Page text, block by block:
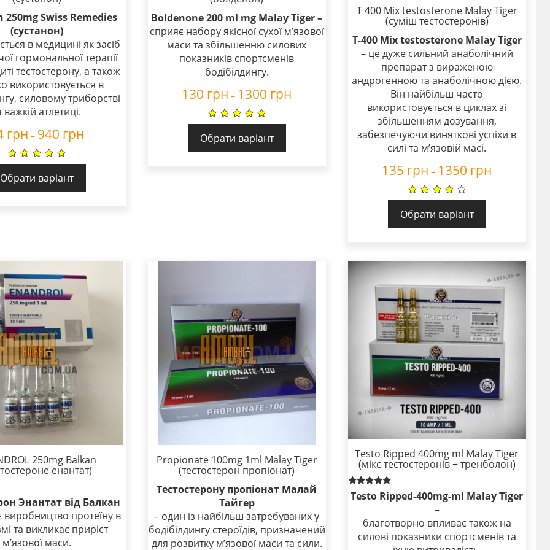
250mg Swiss Remedies
(сустанон)
в медицині як засіб
гормональної терапії
тестостерону, а також
використовується в
силовому триборстві
важкій атлетиці.
грн – 940 грн
Обрати варіант
Boldenone 200 ml mg Malay Tiger –
cприяє набору якісної сухої м’язової
маси та збільшенню силових
показників спортсменів
бодібілдингу.
130 грн – 1300 грн
Обрати варіант
T 400 Mix testosterone Malay Tiger
(суміш тестостеронів)
T-400 Mix testosterone Malay Tiger
– це дуже сильний анаболічний
препарат з вираженою
андрогенною та анаболічною дією.
Він найбільш часто
використовується в циклах зі
збільшенням дозування,
забезпечуючи виняткові успіхи в
силі та м’язовій масі.
135 грн – 1350 грн
Обрати варіант
250mg Balkan
енантат)
Энантат від Балкан
протеїну в
та викликає приріст
м’язової маси.
Propionate 100mg 1ml Malay Tiger
(тестостерон пропіонат)
Тестостерону пропіонат Малай
Тайгер
– один із найбільш затребуваних у
бодібілдингу стероїдів, призначений
для розвитку м’язової маси та сили.
Testo Ripped 400mg ml Malay Tiger
(мікс тестостеронів + тренболон)
Rated
5.00
Testo Ripped-400mg-ml Malay Tiger
–
благотворно впливає також на
силові показники спортсменів та